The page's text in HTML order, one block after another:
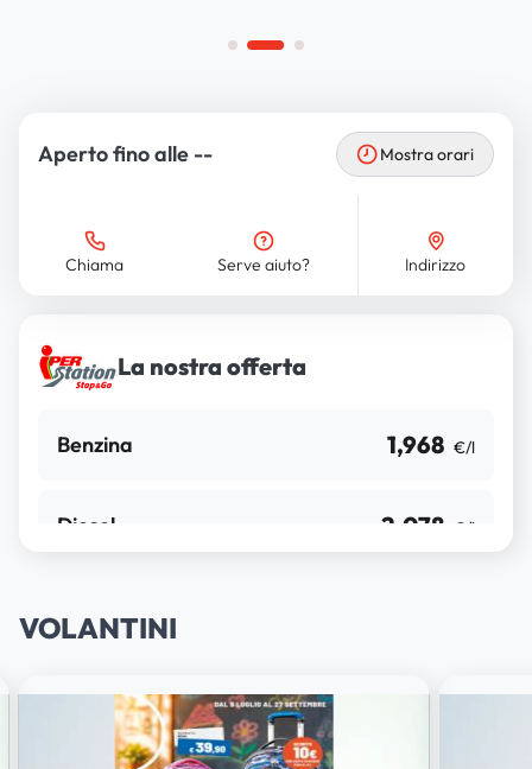
La nostra offerta
Benzina 1,968 €/l
Diesel 2,078 €/l
1,499 €/kg
Aperto fino alle -- Mostra orari
Chiama Serve aiuto? Indirizzo
VOLANTINI